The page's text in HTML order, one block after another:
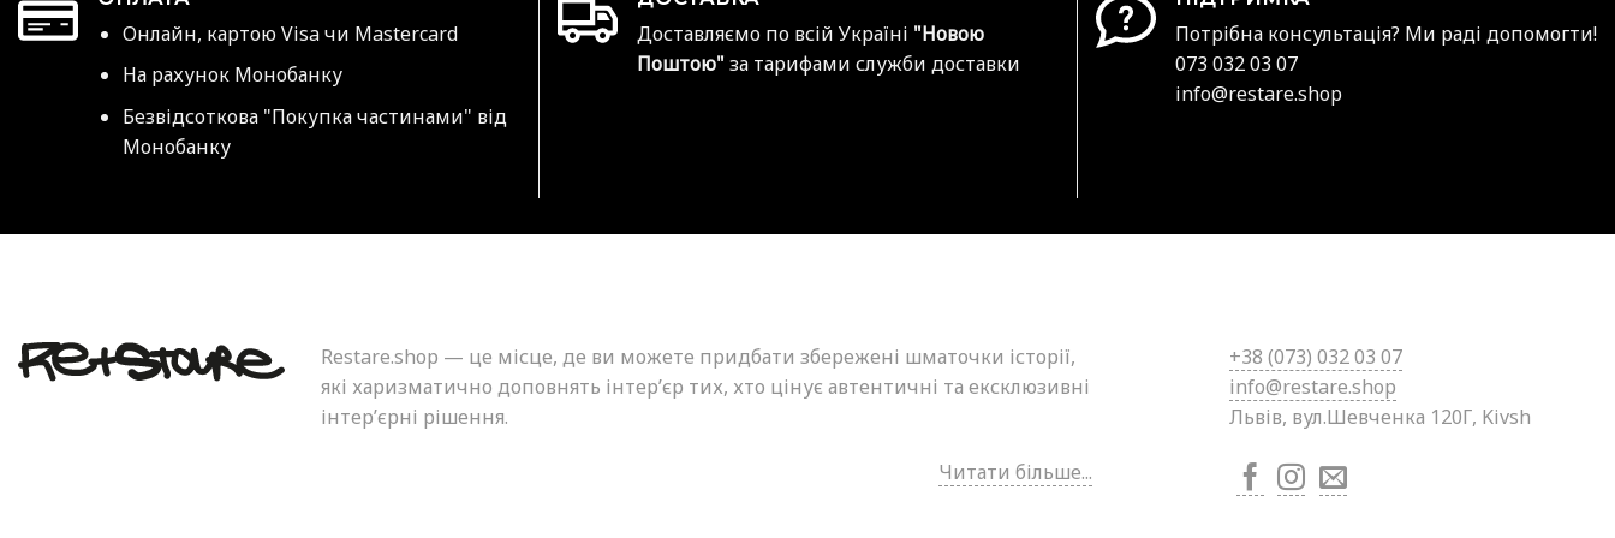
Онлайн, картою Visa чи Mastercard
На рахунок Монобанку
Безвідсоткова "Покупка частинами" від
Монобанку
Доставляємо по всій Україні "Новою
Поштою" за тарифами служби доставки
Потрібна консультація? Ми раді допомогти!
073 032 03 07
info@restare.shop
Restare.shop — це місце, де ви можете придбати збережені шматочки історії,
які харизматично доповнять інтер’єр тих, хто цінує автентичні та ексклюзивні
інтер’єрні рішення.
Читати більше...
+38 (073) 032 03 07
info@restare.shop
Львів, вул.Шевченка 120Г, Kivsh